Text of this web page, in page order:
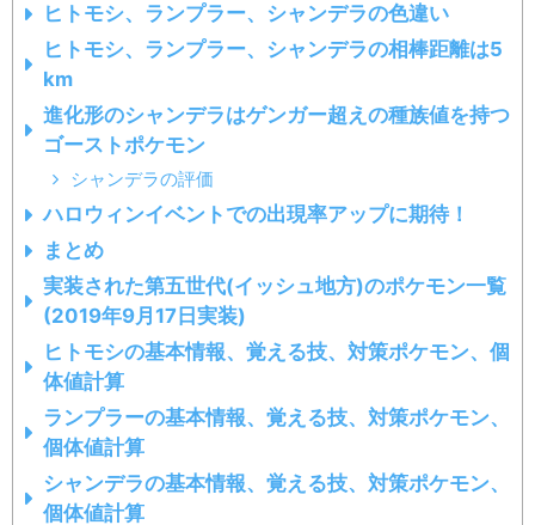
ヒトモシ、ランプラー、シャンデラの色違い
ヒトモシ、ランプラー、シャンデラの相棒距離は5
km
進化形のシャンデラはゲンガー超えの種族値を持つ
ゴーストポケモン
シャンデラの評価
ハロウィンイベントでの出現率アップに期待！
まとめ
実装された第五世代(イッシュ地方)のポケモン一覧
(2019年9月17日実装)
ヒトモシの基本情報、覚える技、対策ポケモン、個
体値計算
ランプラーの基本情報、覚える技、対策ポケモン、
個体値計算
シャンデラの基本情報、覚える技、対策ポケモン、
個体値計算